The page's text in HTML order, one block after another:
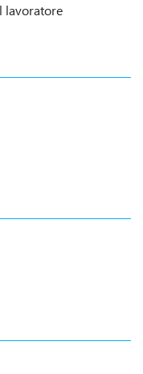
lavoratore